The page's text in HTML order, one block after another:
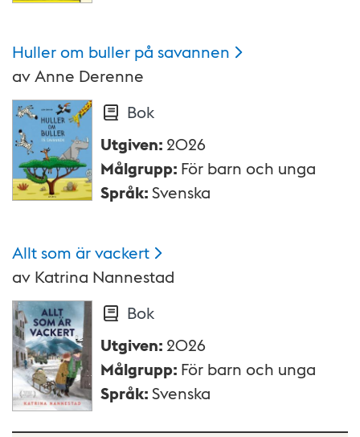
Huller om buller på savannen
avAnne Derenne
Bok
Utgiven: 2026
Målgrupp: För barn och unga
Språk:Svenska
Allt som ärvackert
av Katrina Nannestad
Bok
Utgiven: 2026
Målgrupp: För barn och unga
Språk:Svenska